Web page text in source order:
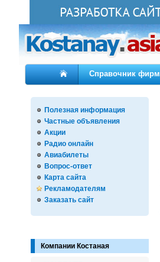
Справочник фирм
Полезная информация
Частные объявления
Акции
Радио онлайн
Авиабилеты
Вопрос-ответ
Карта сайта
Рекламодателям
Заказать сайт
Компании Костаная